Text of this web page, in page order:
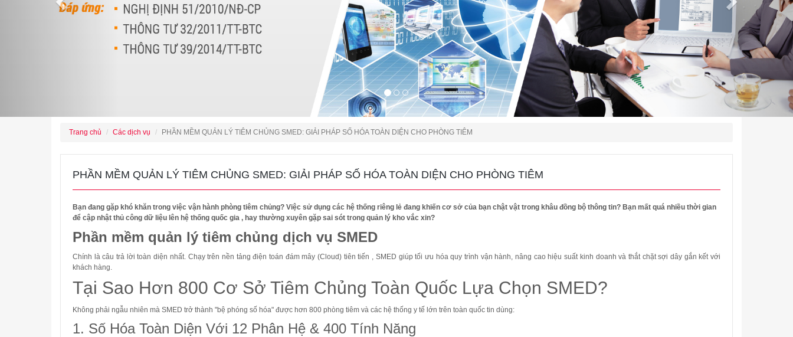
Trang chủ Các dịch vụ PHẦN MỀM QUẢN LÝ TIÊM CHỦNG SMED: GIẢI PHÁP SỐ HÓA TOÀN DIỆN CHO PHÒNG TIÊM
PHẦN MỀM QUẢN LÝ TIÊM CHỦNG SMED: GIẢI PHÁP SỐ HÓA TOÀN DIỆN CHO PHÒNG TIÊM
Bạn đang gặp khó khăn trong việc vận hành phòng tiêm chủng? Việc sử dụng các hệ thống riêng lẻ đang khiến cơ sở của bạn chật vật trong khâu đồng bộ thông tin? Bạn mất quá nhiều thời gian
để cập nhật thủ công dữ liệu lên hệ thống quốc gia , hay thường xuyên gặp sai sót trong quản lý kho vắc xin?
Phần mềm quản lý tiêm chủng dịch vụ SMED
Chính là câu trả lời toàn diện nhất. Chạy trên nền tảng điện toán đám mây (Cloud) tiên tiến , SMED giúp tối ưu hóa quy trình vận hành, nâng cao hiệu suất kinh doanh và thắt chặt sợi dây gắn kết với
khách hàng.
Tại Sao Hơn 800 Cơ Sở Tiêm Chủng Toàn Quốc Lựa Chọn SMED?
Không phải ngẫu nhiên mà SMED trở thành "bệ phóng số hóa" được hơn 800 phòng tiêm và các hệ thống y tế lớn trên toàn quốc tin dùng:
1. Số Hóa Toàn Diện Với 12 Phân Hệ & 400 Tính Năng